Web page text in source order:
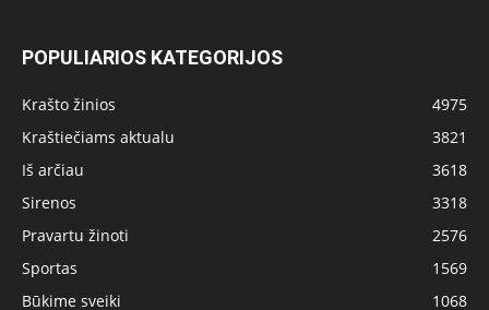
POPULIARIOS KATEGORIJOS
Krašto žinios
4975
Kraštiečiams aktualu
3821
Iš arčiau
3618
Sirenos
3318
Pravartu žinoti
2576
Sportas
1569
Būkime sveiki
1068